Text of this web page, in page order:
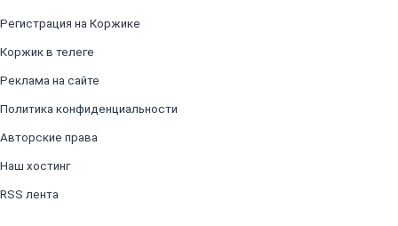
Регистрация на Коржике
Коржик в телеге
Реклама на сайте
Политика конфиденциальности
Авторские права
Наш хостинг
RSS лента